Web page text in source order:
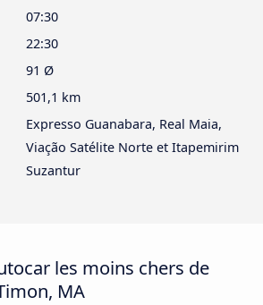
07:30
22:30
91 Ø
501,1 km
Expresso Guanabara, Real Maia,
Viação Satélite Norte et Itapemirim
Suzantur
les moins chers de
MA